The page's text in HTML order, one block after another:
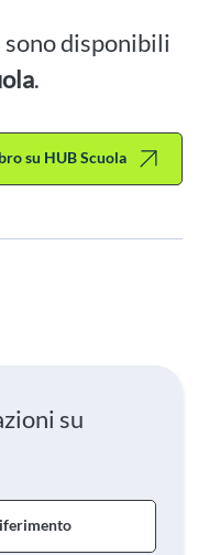
disponibili
.
su HUB Scuola
su